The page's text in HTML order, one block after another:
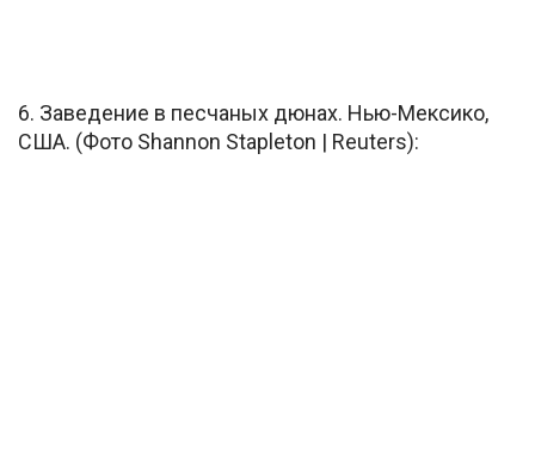
6. Заведение в песчаных дюнах. Нью-Мексико,
США. (Фото Shannon Stapleton | Reuters):